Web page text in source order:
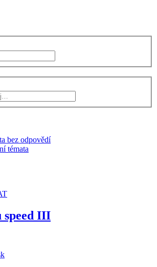
bez odpovědí
témata
speed III